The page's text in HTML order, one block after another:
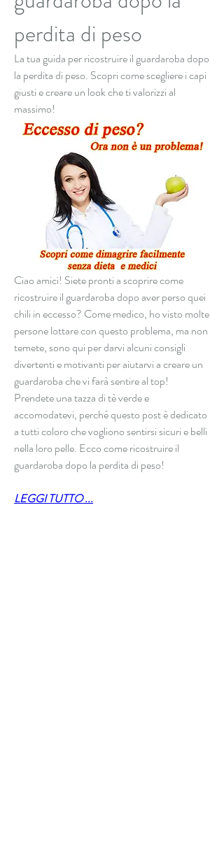
perdita di peso
La tua guida per ricostruire il guardaroba dopo
la perdita di peso. Scopri come scegliere i capi
giusti e creare un look che ti valorizzi al
massimo!
Ciao amici! Siete pronti a scoprire come
ricostruire il guardaroba dopo aver perso quei
chili in eccesso? Come medico, ho visto molte
persone lottare con questo problema, ma non
temete, sono qui per darvi alcuni consigli
divertenti e motivanti per aiutarvi a creare un
guardaroba che vi farà sentire al top!
Prendete una tazza di tè verde e
accomodatevi, perché questo post è dedicato
a tutti coloro che vogliono sentirsi sicuri e belli
nella loro pelle. Ecco come ricostruire il
guardaroba dopo la perdita di peso!
LEGGI TUTTO ...